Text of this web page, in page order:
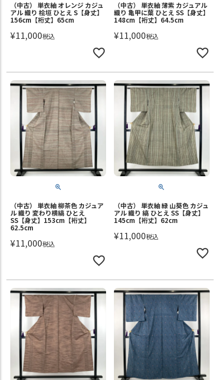
（中古） 単衣紬 オレンジ カジュ
アル 織り 桧垣 ひとえ S【身丈】
156cm【裄丈】65cm
¥11,000税込
（中古） 単衣紬 薄紫 カジュアル
織り 亀甲に葉 ひとえ SS【身丈】
148cm【裄丈】64.5cm
¥11,000税込
（中古） 単衣紬 柳茶色 カジュア
ル 織り 変わり横縞 ひとえ
SS【身丈】153cm【裄丈】
62.5cm
¥11,000税込
（中古） 単衣紬 緑 山葵色 カジュ
アル 織り 縞 ひとえ SS【身丈】
145cm【裄丈】62cm
¥11,000税込